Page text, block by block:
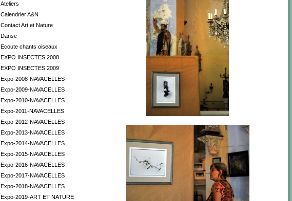
Ateliers
Calendrier A&N
Contact Art et Nature
Danse
Ecoute chants oiseaux
EXPO INSECTES 2008
EXPO INSECTES 2009
Expo-2008-NAVACELLES
Expo-2009-NAVACELLES
Expo-2010-NAVACELLES
Expo-2011-NAVACELLES
Expo-2012-NAVACELLES
Expo-2013-NAVACELLES
Expo-2014-NAVACELLES
Expo-2015-NAVACELLES
Expo-2016-NAVACELLES
Expo-2017-NAVACELLES
Expo-2018-NAVACELLES
Expo-2019-ART ET NATURE